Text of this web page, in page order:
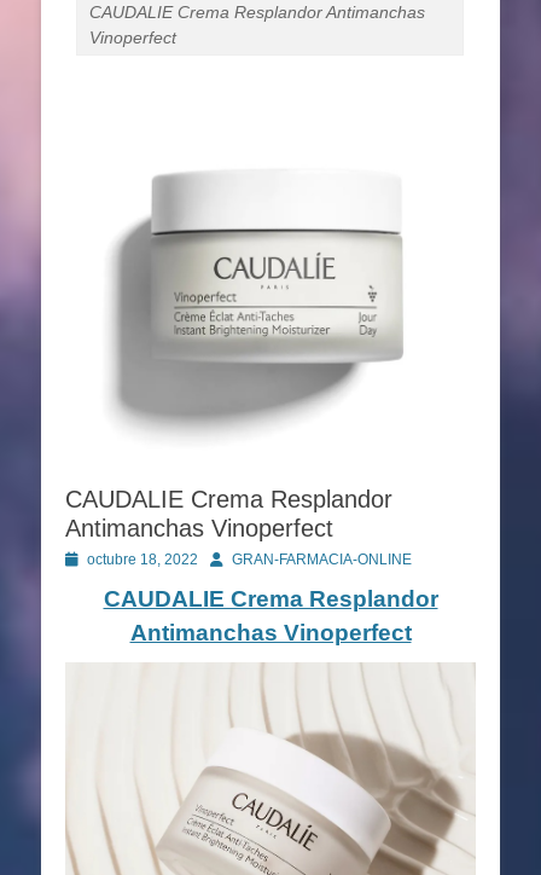
CAUDALIE Crema Resplandor Antimanchas
Vinoperfect
CAUDALIE Crema Resplandor
Antimanchas Vinoperfect
Publicado
octubre 18, 2022 AutorGRAN-FARMACIA-ONLINE
CAUDALIE Crema Resplandor
Antimanchas Vinoperfect